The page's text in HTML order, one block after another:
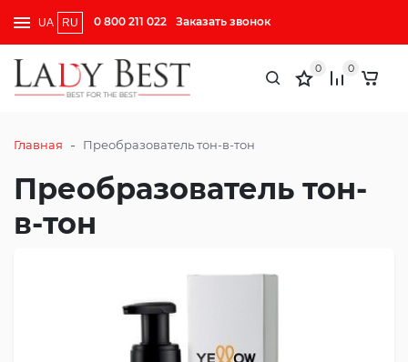
UA RU 0 800 211 022 Заказать звонок
0 0
Главная - Преобразователь тон-в-тон
Преобразователь тон-
в-тон